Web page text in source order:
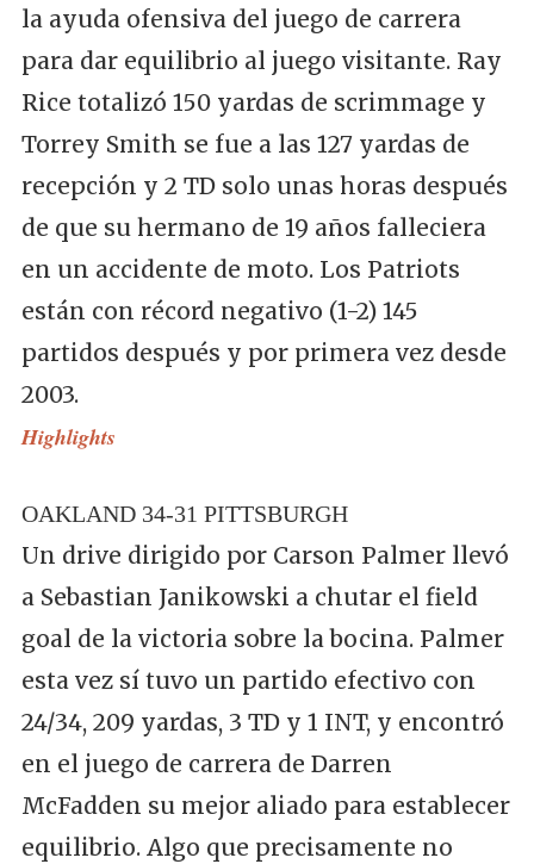
la ayuda ofensiva del juego de carrera
para dar equilibrio al juego visitante. Ray
Rice totalizó 150 yardas de scrimmage y
Torrey Smith se fue a las 127 yardas de
recepción y 2 TD solo unas horas después
de que su hermano de 19 años falleciera
en un accidente de moto. Los Patriots
están con récord negativo (1-2) 145
partidos después y por primera vez desde
2003.
Highlights
OAKLAND 34-31 PITTSBURGH
Un drive dirigido por Carson Palmer llevó
a Sebastian Janikowski a chutar el field
goal de la victoria sobre la bocina. Palmer
esta vez sí tuvo un partido efectivo con
24/34, 209 yardas, 3 TD y 1 INT, y encontró
en el juego de carrera de Darren
McFadden su mejor aliado para establecer
equilibrio. Algo que precisamente no